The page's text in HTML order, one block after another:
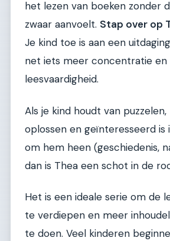
het lezen van boeken zonder
zwaar aanvoelt. Stap over op
Je kind toe is aan een
net iets meer concentratie en
leesvaardigheid.
Als je kind houdt van puzzelen,
oplossen en geïnteresseerd is
om hem heen (geschiedenis,
dan is Thea een schot in de
Het is een ideale serie om de
te verdiepen en meer
te doen. Veel kinderen